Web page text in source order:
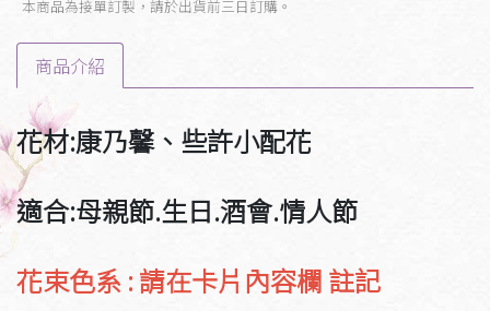
本商品為接單訂製，請於出貨前三日訂購。
商品介紹
花材:康乃馨、些許小配花
適合:母親節.生日.酒會.情人節
花束色系 : 請在卡片內容欄 註記